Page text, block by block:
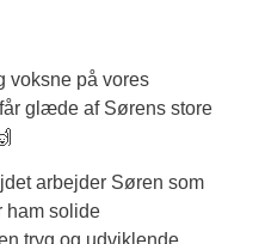
voksne på vores
glæde af Sørens store
arbejder Søren som
ham solide